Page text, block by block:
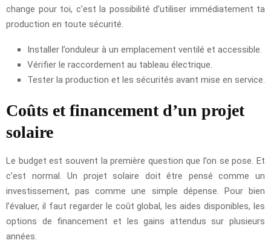
change pour toi, c’est la possibilité d’utiliser immédiatement ta
production en toute sécurité.
Installer l’onduleur à un emplacement ventilé et accessible.
Vérifier le raccordement au tableau électrique.
Tester la production et les sécurités avant mise en service.
Coûts et financement d’un projet
solaire
Le budget est souvent la première question que l’on se pose. Et
c’est normal. Un projet solaire doit être pensé comme un
investissement, pas comme une simple dépense. Pour bien
l’évaluer, il faut regarder le coût global, les aides disponibles, les
options de financement et les gains attendus sur plusieurs
années.